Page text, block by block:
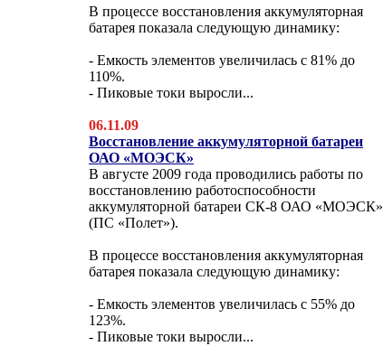
В процессе восстановления аккумуляторная
батарея показала следующую динамику:
- Емкость элементов увеличилась с 81% до
110%.
- Пиковые токи выросли...
06.11.09
Восстановление аккумуляторной батареи
ОАО «МОЭСК»
В августе 2009 года проводились работы по
восстановлению работоспособности
аккумуляторной батареи СК-8 ОАО «МОЭСК»
(ПС «Полет»).
В процессе восстановления аккумуляторная
батарея показала следующую динамику:
- Емкость элементов увеличилась с 55% до
123%.
- Пиковые токи выросли...